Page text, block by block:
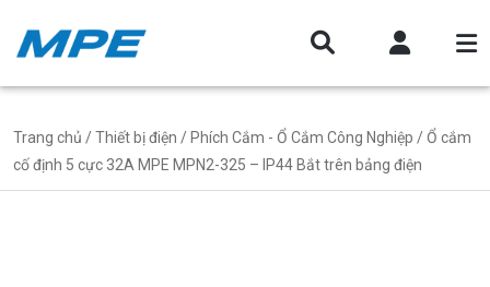
Trang chủ /Thiết bị điện / Phích Cắm - Ổ Cắm Công Nghiệp / Ổ cắm
cố định 5 cực 32A MPE MPN2-325 – IP44 Bắt trên bảng điện